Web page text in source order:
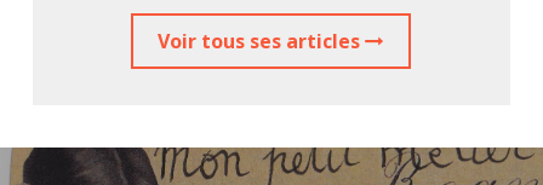
Voir tous ses articles